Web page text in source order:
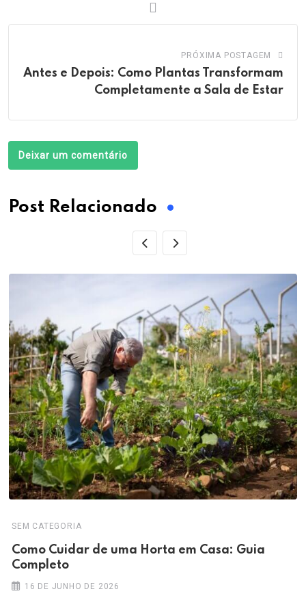
PRÓXIMA POSTAGEM
Antes e Depois: Como Plantas Transformam
Completamente a Sala de Estar
Deixar um comentário
Post Relacionado
SEM CATEGORIA
Como Cuidar de uma Horta em Casa: Guia
Completo
16 DE JUNHO DE 2026